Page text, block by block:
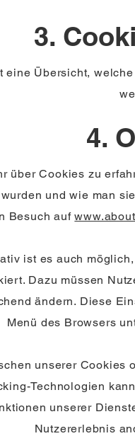
3.
eine Übersicht,
4.
über Cookies zu
und wie man
Besuch auf
ist es auch
Dazu müssen
ändern. Diese
Menü des Browsers
unserer Cookies
Technologien
unserer
Nutzererlebnis